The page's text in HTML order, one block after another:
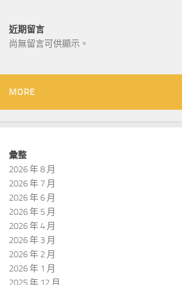
近期留言
尚無留言可供顯示。
MORE
彙整
2026 年 8 月
2026 年 7 月
2026 年 6 月
2026 年 5 月
2026 年 4 月
2026 年 3 月
2026 年 2 月
2026 年 1 月
2025 年 12 月